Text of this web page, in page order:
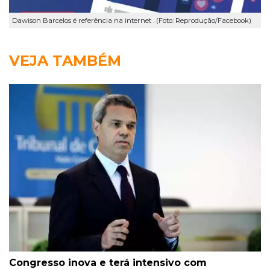
Dawison Barcelos é referência na internet . (Foto: Reprodução/Facebook)
VEJA TAMBÉM
Congresso inova e terá intensivo com